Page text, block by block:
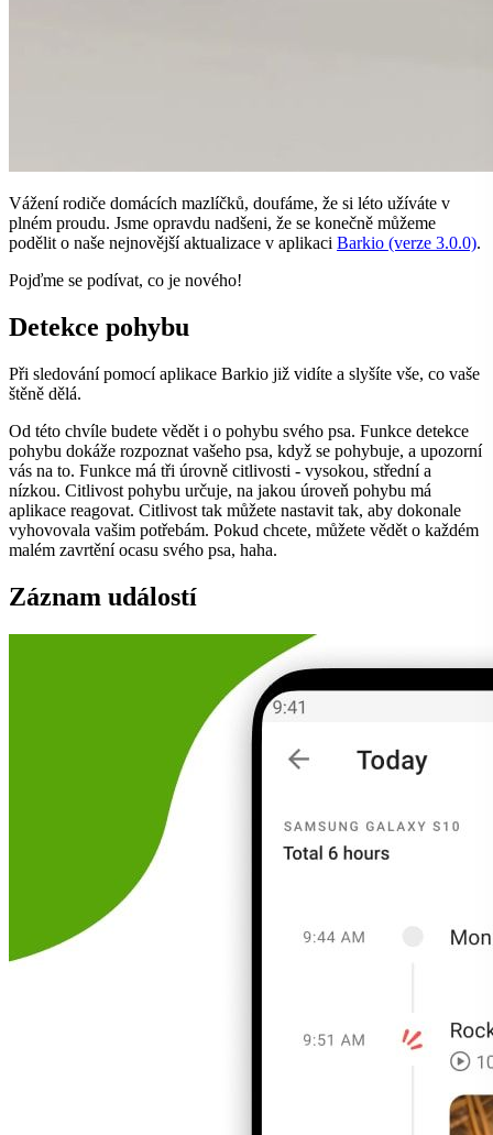
Vážení rodiče domácích mazlíčků, doufáme, že si léto užíváte v
plném proudu. Jsme opravdu nadšeni, že se konečně můžeme
podělit o naše nejnovější aktualizace v aplikaci Barkio (verze 3.0.0).
Pojďme se podívat, co je nového!
Detekce pohybu
Při sledování pomocí aplikace Barkio již vidíte a slyšíte vše, co vaše
štěně dělá.
Od této chvíle budete vědět i o pohybu svého psa. Funkce detekce
pohybu dokáže rozpoznat vašeho psa, když se pohybuje, a upozorní
vás na to. Funkce má tři úrovně citlivosti - vysokou, střední a
nízkou. Citlivost pohybu určuje, na jakou úroveň pohybu má
aplikace reagovat. Citlivost tak můžete nastavit tak, aby dokonale
vyhovovala vašim potřebám. Pokud chcete, můžete vědět o každém
malém zavrtění ocasu svého psa, haha.
Záznam událostí